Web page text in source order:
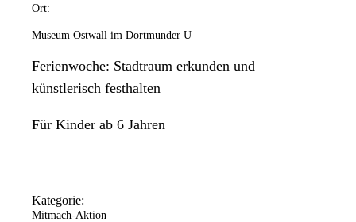
Ort:
Museum Ostwall im Dortmunder U
Ferienwoche: Stadtraum erkunden und
künstlerisch festhalten
Für Kinder ab 6 Jahren
Kategorie:
Mitmach-Aktion